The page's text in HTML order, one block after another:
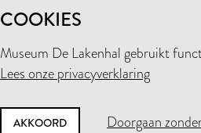
COOKIES
Museum De Lakenhal gebruikt
Lees onze privacyverklaring
AKKOORD Doorgaan
MUSEUM DE LAKENHAL
OUDE SINGEL 32
+31 (0)71 5165360